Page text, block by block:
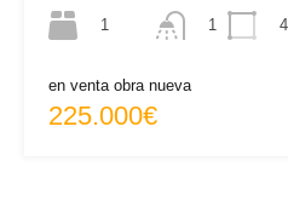
1
1
en venta obra nueva
225.000€